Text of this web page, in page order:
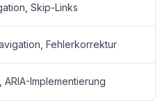
Skip-Links
Fehlerkorrektur
ARIA-Implementierung